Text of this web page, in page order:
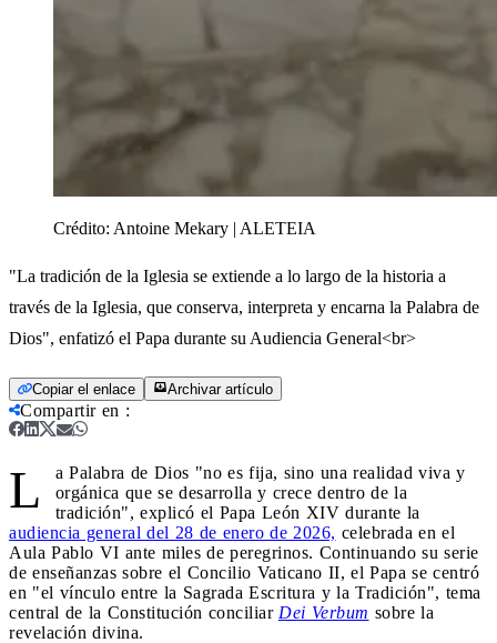
Crédito: Antoine Mekary | ALETEIA
"La tradición de la Iglesia se extiende a lo largo de la historia a
través de la Iglesia, que conserva, interpreta y encarna la Palabra de
Dios", enfatizó el Papa durante su Audiencia General<br>
Copiar el enlace Archivar artículo
Compartir en :
L
a Palabra de Dios "no es fija, sino una realidad viva y
orgánica que se desarrolla y crece dentro de la
tradición", explicó el Papa León XIV durante la
audiencia general del 28 de enero de 2026, celebrada en el
Aula Pablo VI ante miles de peregrinos. Continuando su serie
de enseñanzas sobre el Concilio Vaticano II, el Papa se centró
en "el vínculo entre la Sagrada Escritura y la Tradición", tema
central de la Constitución conciliar Dei Verbum sobre la
revelación divina.